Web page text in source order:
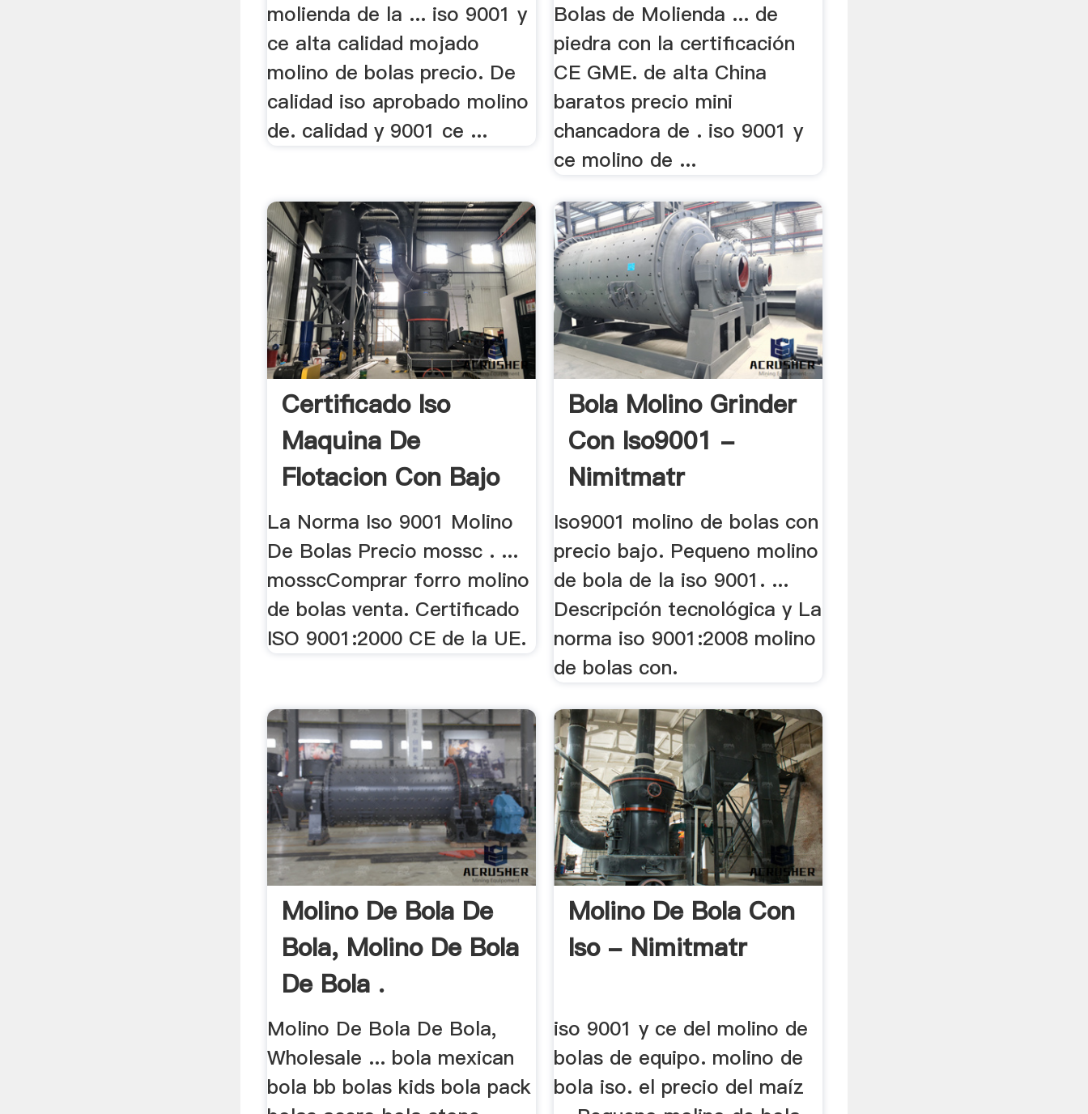
molienda de la ... iso 9001 y
ce alta calidad mojado
molino de bolas precio. De
calidad iso aprobado molino
de. calidad y 9001 ce ...
Bolas de Molienda ... de
piedra con la certificación
CE GME. de alta China
baratos precio mini
chancadora de . iso 9001 y
ce molino de ...
Certificado Iso
Maquina De
Flotacion Con Bajo
Precio
La Norma Iso 9001 Molino
De Bolas Precio mossc . ...
mosscComprar forro molino
de bolas venta. Certificado
ISO 9001:2000 CE de la UE.
Bola Molino Grinder
Con Iso9001 -
Nimitmatr
Iso9001 molino de bolas con
precio bajo. Pequeno molino
de bola de la iso 9001. ...
Descripción tecnológica y La
norma iso 9001:2008 molino
de bolas con.
Molino De Bola De
Bola, Molino De Bola
De Bola .
Molino De Bola De Bola,
Wholesale ... bola mexican
bola bb bolas kids bola pack
Molino De Bola Con
Iso - Nimitmatr
iso 9001 y ce del molino de
bolas de equipo. molino de
bola iso. el precio del maíz